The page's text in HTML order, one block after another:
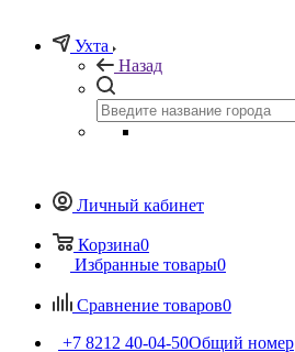
Ухта
Назад
Личный кабинет
Корзина0
Избранные товары0
Сравнение товаров0
+7 8212 40-04-50Общий номер